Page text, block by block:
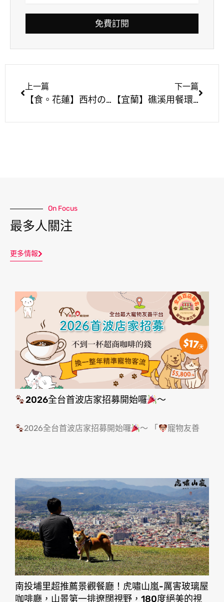
免費訂閱
上一篇
【食。花蓮】西村の家 食堂〜肉燥飯加半熟蛋太銷魂了！隱藏在日式老宅的台式私房料理，老屋控一定不能錯過！
下一篇
【宜蘭】礁溪用餐環境乾淨寬敞明亮、寵物友善＆親子友善的玉仁八寶冬粉
On Focus
最多人關注
更多情報
2026全台首波店家招募開始囉 ～
2026全台首波店家招募開始囉 ～ 「 寵物友善
南投埔里超推薦景觀餐廳！虎嘯山嵐-厲害玻璃屋
咖啡廳，山景第一排遼闊視野，180度絕美的視